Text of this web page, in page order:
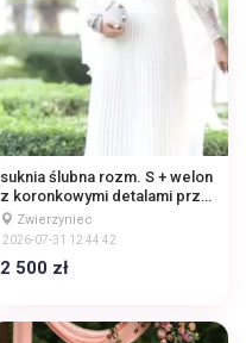
suknia ślubna rozm. S + welon
z koronkowymi detalami przy
dekolcie oraz plisowanym
dołem
Zwierzyniec
2026-07-31 12:44:42
2 500 zł